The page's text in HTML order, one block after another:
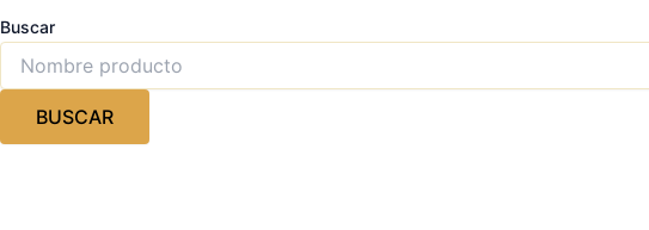
Buscar
BUSCAR